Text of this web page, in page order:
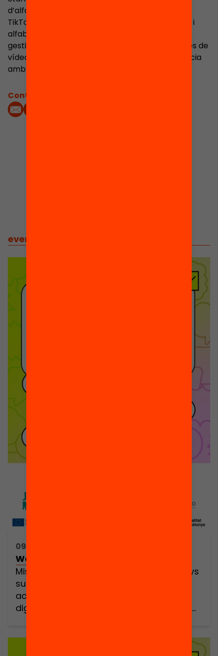
d’alfabetització dels mitjans de comunicació a
TikTok i YouTube. Abans d’entrar en investigació i
alfabetització mediàtica, va llançar sistemes de
gestió de continguts, butlletins de notícies i sèries de
vídeo com a reporter de dades i editor d’audiència
amb seu a Florida.
Contacta'm:
events
09:30h - 19:00h
We build spaces of media trust
Misinformation (or fake news) has always
surrounded us. However, widespread
access to technology and the rapid
digitization of education have made this